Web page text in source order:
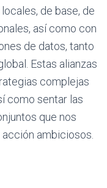
de base, de
así como con
de datos, tanto
Estas alianzas
complejas
como sentar las
que nos
ambiciosos.